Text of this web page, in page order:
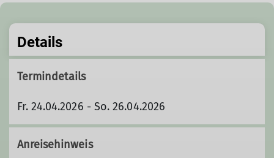
Details
Termindetails
Fr. 24.04.2026 - So. 26.04.2026
Anreisehinweis